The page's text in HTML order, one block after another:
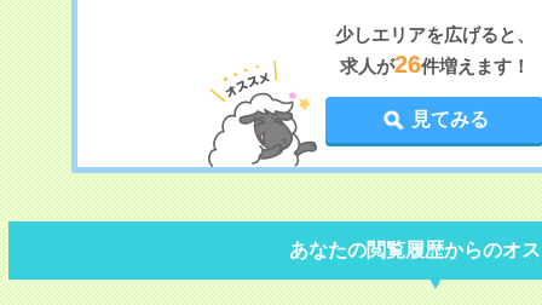
少しエリアを広げると、
求人が26件増えます！
見てみる
あなたの閲覧履歴からのオ